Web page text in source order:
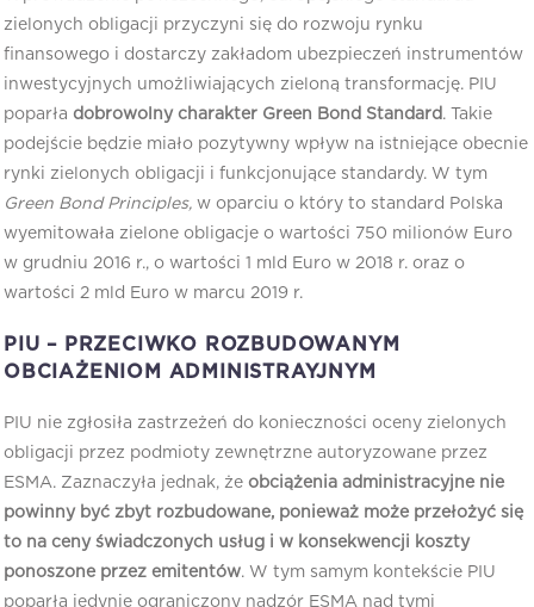
zielonych obligacji przyczyni się do rozwoju rynku
finansowego i dostarczy zakładom ubezpieczeń instrumentów
inwestycyjnych umożliwiających zieloną transformację. PIU
poparła dobrowolny charakter Green Bond Standard . Takie
podejście będzie miało pozytywny wpływ na istniejące obecnie
rynki zielonych obligacji i funkcjonujące standardy. W tym
Green Bond Principles, w oparciu o który to standard Polska
wyemitowała zielone obligacje o wartości 750 milionów Euro
w grudniu 2016 r., o wartości 1 mld Euro w 2018 r. oraz o
wartości 2 mld Euro w marcu 2019 r.
PIU – PRZECIWKO ROZBUDOWANYM
OBCIAŻENIOM ADMINISTRAYJNYM
PIU nie zgłosiła zastrzeżeń do konieczności oceny zielonych
obligacji przez podmioty zewnętrzne autoryzowane przez
ESMA. Zaznaczyła jednak, że obciążenia administracyjne nie
powinny być zbyt rozbudowane, ponieważ może przełożyć się
to na ceny świadczonych usług i w konsekwencji koszty
ponoszone przez emitentów. W tym samym kontekście PIU
poparła jedynie ograniczony nadzór ESMA nad tymi